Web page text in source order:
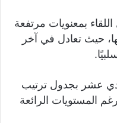
بمعنويات مرتفعة
حيث تعادل في آخر
عشر بجدول ترتيب
برصيد 8 نقاط، رغم المستويات الرائعة